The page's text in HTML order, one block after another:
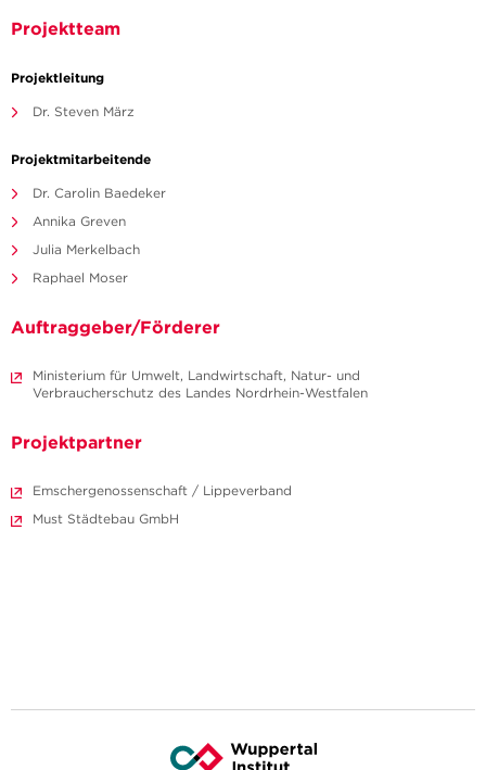
Projektteam
Projektleitung
Dr. Steven März
Projektmitarbeitende
Dr. Carolin Baedeker
Annika Greven
Julia Merkelbach
Raphael Moser
Auftraggeber/Förderer
Ministerium für Umwelt, Landwirtschaft, Natur- und
Verbraucherschutz des Landes Nordrhein-Westfalen
Projektpartner
Emschergenossenschaft / Lippeverband
Must Städtebau GmbH